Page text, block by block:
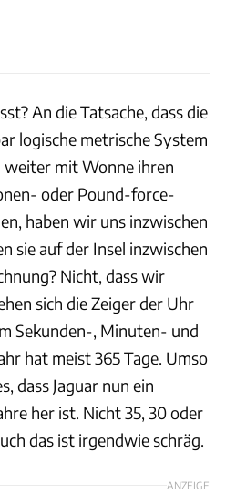
An die Tatsache, dass die
logische metrische System
mit Wonne ihren
oder Pound-force-
haben wir uns inzwischen
sie auf der Insel inzwischen
Nicht, dass wir
sich die Zeiger der Uhr
Sekunden-, Minuten- und
hat meist 365 Tage. Umso
dass Jaguar nun ein
her ist. Nicht 35, 30 oder
das ist irgendwie schräg.
ANZEIGE